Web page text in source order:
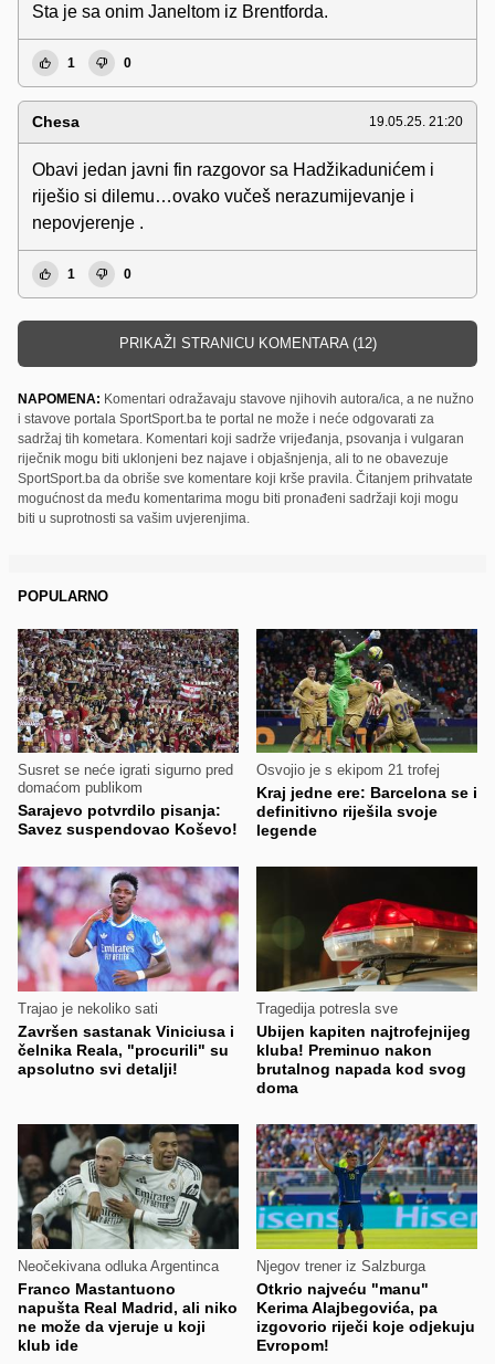
Sta je sa onim Janeltom iz Brentforda.
1 0
Chesa 19.05.25. 21:20
Obavi jedan javni fin razgovor sa Hadžikadunićem i
riješio si dilemu…ovako vučeš nerazumijevanje i
nepovjerenje .
1 0
PRIKAŽI STRANICU KOMENTARA (12)
NAPOMENA: Komentari odražavaju stavove njihovih autora/ica, a ne nužno
i stavove portala SportSport.ba te portal ne može i neće odgovarati za
sadržaj tih kometara. Komentari koji sadrže vrijeđanja, psovanja i vulgaran
riječnik mogu biti uklonjeni bez najave i objašnjenja, ali to ne obavezuje
SportSport.ba da obriše sve komentare koji krše pravila. Čitanjem prihvatate
mogućnost da među komentarima mogu biti pronađeni sadržaji koji mogu
biti u suprotnosti sa vašim uvjerenjima.
POPULARNO
Susret se neće igrati sigurno pred
domaćom publikom
Sarajevo potvrdilo pisanja:
Savez suspendovao Koševo!
Osvojio je s ekipom 21 trofej
Kraj jedne ere: Barcelona se i
definitivno riješila svoje
legende
Trajao je nekoliko sati
Završen sastanak Viniciusa i
čelnika Reala, "procurili" su
apsolutno svi detalji!
Tragedija potresla sve
Ubijen kapiten najtrofejnijeg
kluba! Preminuo nakon
brutalnog napada kod svog
doma
Neočekivana odluka Argentinca
Franco Mastantuono
napušta Real Madrid, ali niko
ne može da vjeruje u koji
klub ide
Njegov trener iz Salzburga
Otkrio najveću "manu"
Kerima Alajbegovića, pa
izgovorio riječi koje odjekuju
Evropom!